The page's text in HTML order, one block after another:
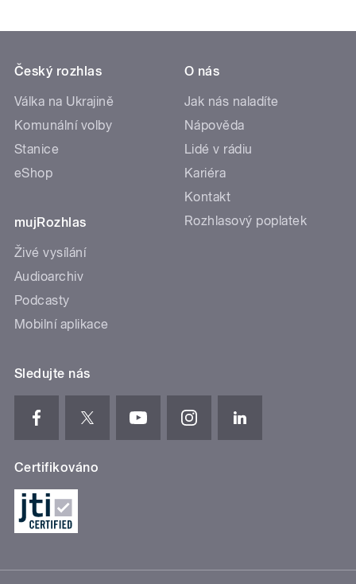
Český rozhlas
Válka na Ukrajině
Komunální volby
Stanice
eShop
mujRozhlas
Živé vysílání
Audioarchiv
Podcasty
Mobilní aplikace
O nás
Jak nás naladíte
Nápověda
Lidé v rádiu
Kariéra
Kontakt
Rozhlasový poplatek
Sledujte nás
Certifikováno